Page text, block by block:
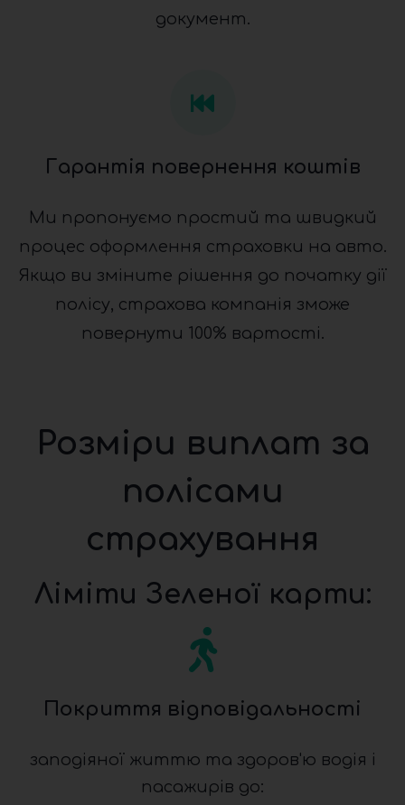
документ.
Гарантія повернення коштів
Ми пропонуємо простий та швидкий
процес оформлення страховки на авто.
Якщо ви зміните рішення до початку дії
полісу, страхова компанія зможе
повернути 100% вартості.
Розміри виплат за
полісами
страхування
Ліміти Зеленої карти:
Покриття відповідальності
заподіяної життю та здоров'ю водія і
пасажирів до: